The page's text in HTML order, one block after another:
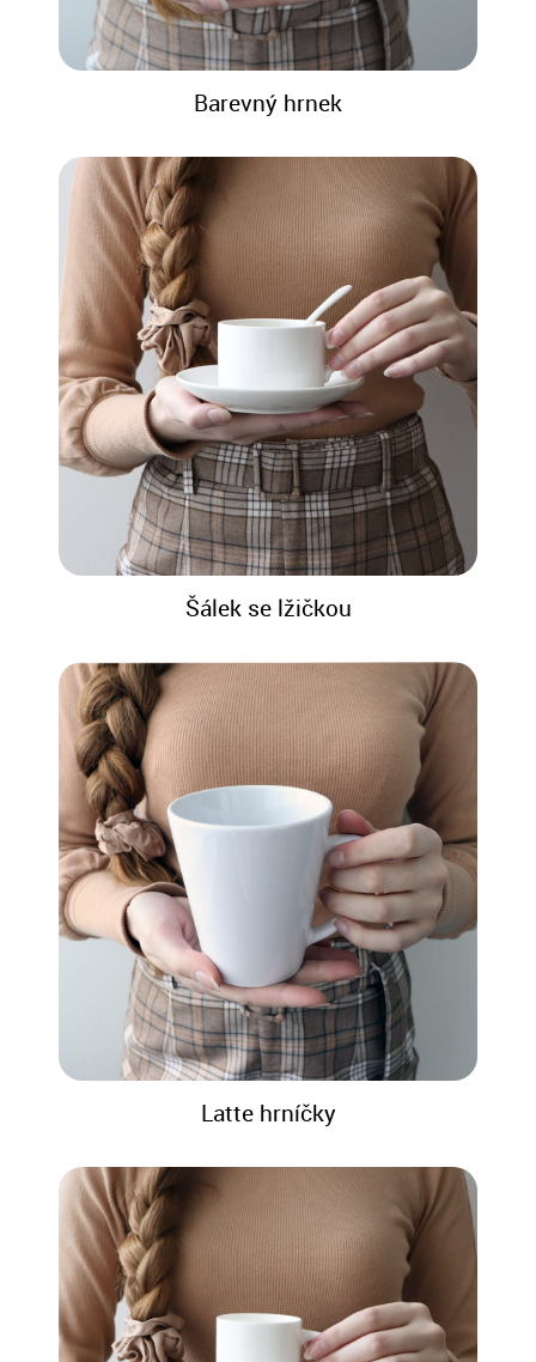
Barevný hrnek
Šálek se lžičkou
Latte hrníčky